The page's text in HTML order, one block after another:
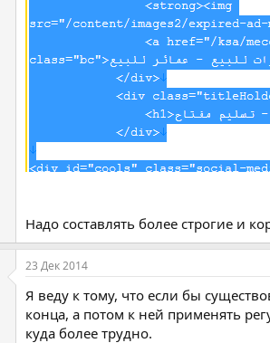
Надо составлять более строгие и
23 Дек 2014
Я веду к тому, что если бы
конца, а потом к ней применять
куда более трудно.